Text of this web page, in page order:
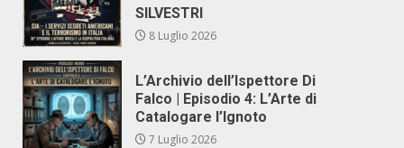
SILVESTRI
8 Luglio 2026
L’Archivio dell’Ispettore Di
Falco | Episodio 4: L’Arte di
Catalogare l’Ignoto
7 Luglio 2026